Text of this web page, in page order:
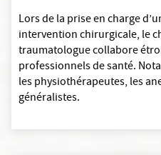
Lors de la prise en charge
intervention chirurgicale, le
traumatologue collabore
professionnels de santé.
les physiothérapeutes, les
généralistes.